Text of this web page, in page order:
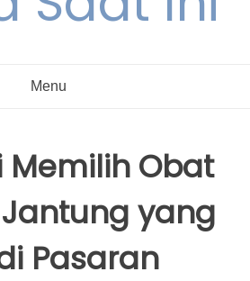
Menu
Obat
yang
Pasaran